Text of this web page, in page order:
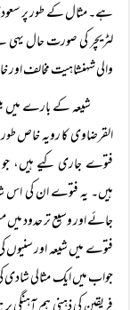
ہے۔ مثال کے طور پر
لٹریچر کی صورت حال یہی
والی شہنشاہیت مخالف اور
شیعہ کے بارے میں
القرضاوی کا رویہ خاص
فتوے جاری کیے ہیں،
ہیں۔ یہ فتوے ان کی اس
جائے اور وسیع تر حدود
فتوے میں شیعہ اور
جواب میں ایک مثالی شادی